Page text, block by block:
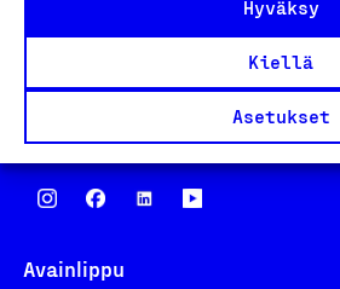
Hyväksy
Kiellä
Asetukset
00130 Helsinki
laskutus@suomalainentyo.fi
Avainlippu